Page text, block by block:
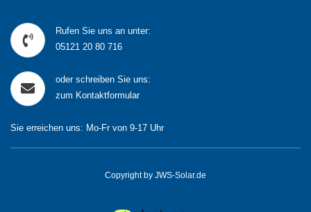
Rufen Sie uns an unter:
05121 20 80 716
oder schreiben Sie uns:
zum Kontaktformular
Sie erreichen uns: Mo-Fr von 9-17 Uhr
Copyright by JWS-Solar.de